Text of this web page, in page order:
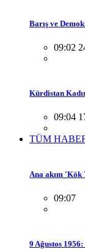
Barış ve
09:02
Kürdistan
09:04
TÜM
Ana akım 'Kök
09:07
9 Ağustos